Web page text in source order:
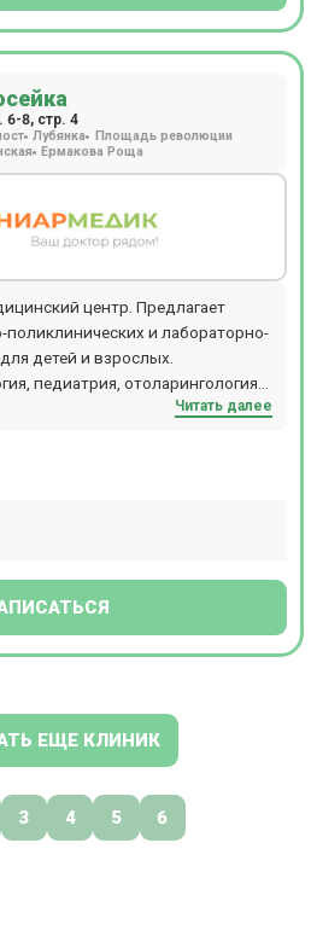
8, стр. 4
Лубянка Площадь революции
Ермакова Роща
центр. Предлагает
и лабораторно-
детей и взрослых.
педиатрия, отоларингология
исследования (УЗИ), неврология,
Читать далее
ЕЩЕ КЛИНИК
3 4 5 6